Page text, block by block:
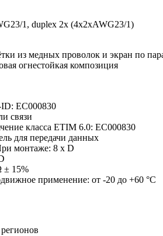
1, duplex 2x (4x2xAWG23/1)
из медных проволок и экран по
огнестойкая композиция
EC000830
связи
класса ETIM 6.0: EC000830
для передачи данных
монтаже: 8 x D
± 15%
применение: от -20 до +60 °C